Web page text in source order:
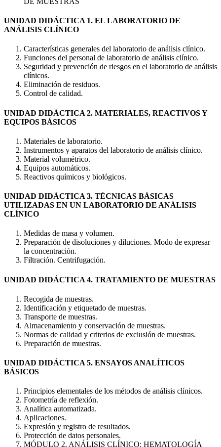
UNIDAD DIDÁCTICA 1. EL LABORATORIO DE
ANÁLISIS CLÍNICO
Características generales del laboratorio de análisis clínico.
Funciones del personal de laboratorio de análisis clínico.
Seguridad y prevención de riesgos en el laboratorio de análisis
clínicos.
Eliminación de residuos.
Control de calidad.
UNIDAD DIDÁCTICA 2. MATERIALES, REACTIVOS Y
EQUIPOS BÁSICOS
Materiales de laboratorio.
Instrumentos y aparatos del laboratorio de análisis clínico.
Material volumétrico.
Equipos automáticos.
Reactivos químicos y biológicos.
UNIDAD DIDÁCTICA 3. TÉCNICAS BÁSICAS
UTILIZADAS EN UN LABORATORIO DE ANÁLISIS
CLÍNICO
Medidas de masa y volumen.
Preparación de disoluciones y diluciones. Modo de expresar
la concentración.
Filtración. Centrifugación.
UNIDAD DIDÁCTICA 4. TRATAMIENTO DE MUESTRAS
Recogida de muestras.
Identificación y etiquetado de muestras.
Transporte de muestras.
Almacenamiento y conservación de muestras.
Normas de calidad y criterios de exclusión de muestras.
Preparación de muestras.
UNIDAD DIDÁCTICA 5. ENSAYOS ANALÍTICOS
BÁSICOS
Principios elementales de los métodos de análisis clínicos.
Fotometría de reflexión.
Analítica automatizada.
Aplicaciones.
Expresión y registro de resultados.
Protección de datos personales.
MÓDULO 2. ANÁLISIS CLÍNICO: HEMATOLOGÍA